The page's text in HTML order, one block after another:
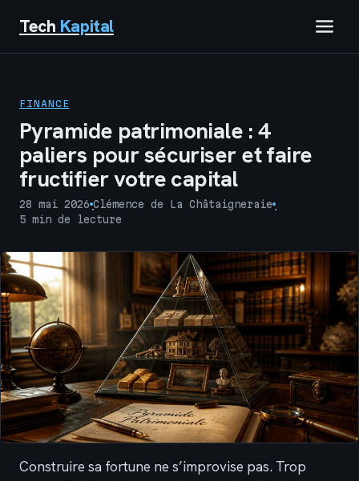
Tech Kapital
BUSINESS
MARKETING
FINANCE
Pyramide patrimoniale : 4
paliers pour sécuriser et faire
fructifier votre capital
28 mai 2026
·
Clémence de La Châtaigneraie
·
5 min de lecture
Construire sa fortune ne s’improvise pas. Trop